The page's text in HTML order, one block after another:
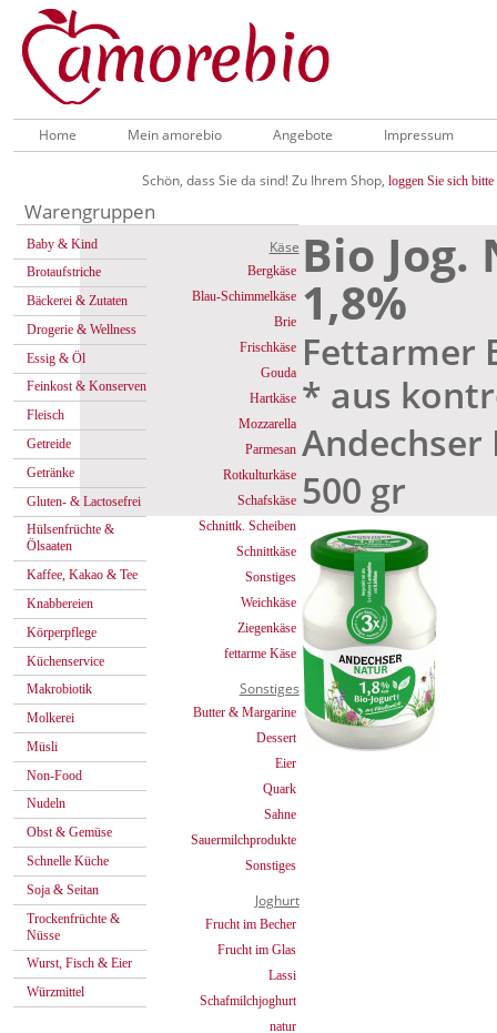
Home Mein amorebio Angebote Impressum
Schön, dass Sie da sind! Zu Ihrem Shop, loggen Sie sich bitte
Warengruppen
Baby & Kind
Brotaufstriche
Bäckerei & Zutaten
Drogerie & Wellness
Essig & Öl
Feinkost & Konserven
Fleisch
Getreide
Getränke
Gluten- & Lactosefrei
Hülsenfrüchte &
Ölsaaten
Kaffee, Kakao & Tee
Knabbereien
Körperpflege
Küchenservice
Makrobiotik
Molkerei
Müsli
Non-Food
Nudeln
Obst & Gemüse
Schnelle Küche
Soja & Seitan
Trockenfrüchte &
Nüsse
Wurst, Fisch & Eier
Würzmittel
Käse
Bergkäse
Blau-Schimmelkäse
Brie
Frischkäse
Gouda
Hartkäse
Mozzarella
Parmesan
Rotkulturkäse
Schafskäse
Schnittk. Scheiben
Schnittkäse
Sonstiges
Weichkäse
Ziegenkäse
fettarme Käse
Sonstiges
Butter & Margarine
Dessert
Eier
Quark
Sahne
Sauermilchprodukte
Sonstiges
Joghurt
Frucht im Becher
Frucht im Glas
Lassi
Schafmilchjoghurt
natur
Bio
1,8%
Fettarmer
* aus
500 gr